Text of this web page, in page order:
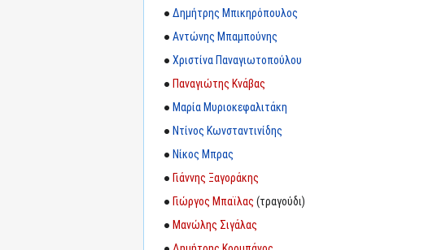
● Δημήτρης Μπικηρόπουλος
● Αντώνης Μπαμπούνης
● Χριστίνα Παναγιωτοπούλου
● Παναγιώτης Κνάβας
● Μαρία Μυριοκεφαλιτάκη
● Ντίνος Κωνσταντινίδης
● Νίκος Μπρας
● Γιάννης Ξαγοράκης
● Γιώργος Μπαϊλας (τραγούδι)
● Μανώλης Σιγάλας